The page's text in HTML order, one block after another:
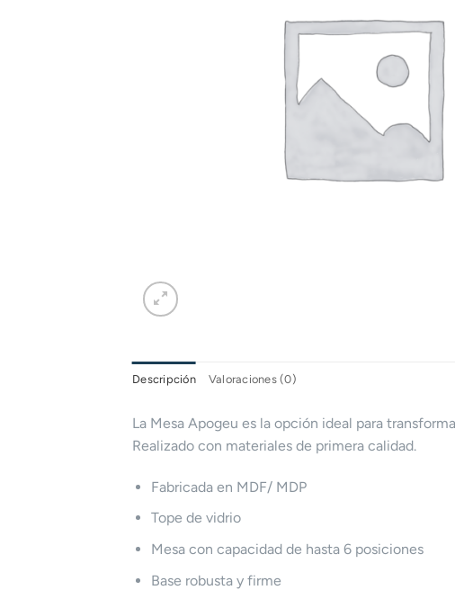
Descripción Valoraciones (0)
La Mesa Apogeu es la opción ideal para
Realizado con materiales de primera calidad.
Fabricada en MDF/ MDP
Tope de vidrio
Mesa con capacidad de hasta 6 posiciones
Base robusta y firme